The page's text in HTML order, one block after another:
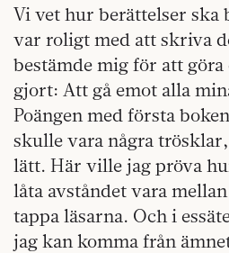
Vi vet hur berättelser ska
var roligt med att skriva
bestämde mig för att göra
gjort: Att gå emot alla
Poängen med första
skulle vara några
lätt. Här ville jag pröva
låta avståndet vara
tappa läsarna. Och i
jag kan komma från